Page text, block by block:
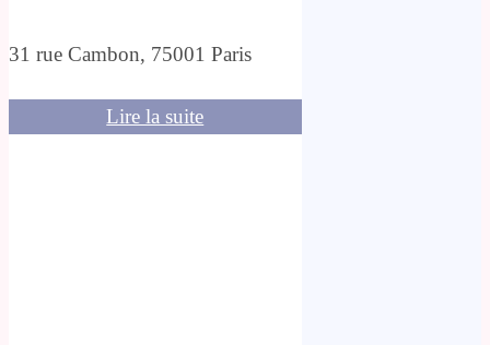
31 rue Cambon, 75001 Paris
Lire la suite